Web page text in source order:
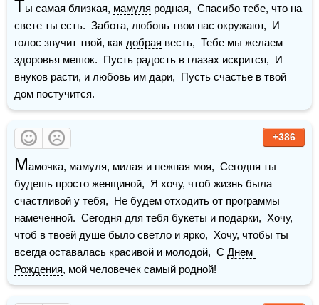
Ты самая близкая, мамуля родная,  Спасибо тебе, что на
свете ты есть.  Забота, любовь твои нас окружают,  И
голос звучит твой, как добрая
здоровья мешок.  Пусть радость в глазах искрится,  И
внуков расти, и любовь им дари,  Пусть счастье в твой
дом постучится.
+386
Мамочка, мамуля, милая и нежная моя,  Сегодня ты
будешь просто женщиной,  Я хочу, чтоб жизнь была
счастливой у тебя,  Не будем отходить от программы
намеченной.  Сегодня для тебя букеты и подарки,  Хочу,
чтоб в твоей душе было светло и ярко,  Хочу, чтобы ты
всегда оставалась красивой и молодой,  С Днем
Рождения, мой человечек самый родной!